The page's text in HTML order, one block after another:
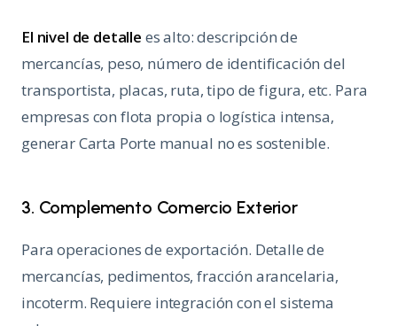
El nivel de detalle es alto: descripción de
mercancías, peso, número de identificación del
transportista, placas, ruta, tipo de figura, etc. Para
empresas con flota propia o logística intensa,
generar Carta Porte manual no es sostenible.
3. Complemento Comercio Exterior
Para operaciones de exportación. Detalle de
mercancías, pedimentos, fracción arancelaria,
incoterm. Requiere integración con el sistema